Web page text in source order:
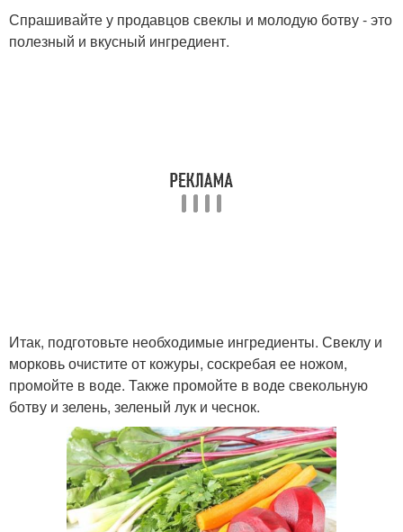
Спрашивайте у продавцов свеклы и молодую ботву - это
полезный и вкусный ингредиент.
Итак, подготовьте необходимые ингредиенты. Свеклу и
морковь очистите от кожуры, соскребая ее ножом,
промойте в воде. Также промойте в воде свекольную
ботву и зелень, зеленый лук и чеснок.